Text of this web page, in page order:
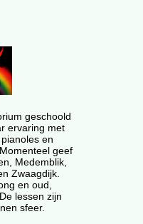
geschoold
ervaring met
en
geef
Medemblik,
Zwaagdijk.
en oud,
lessen zijn
sfeer.